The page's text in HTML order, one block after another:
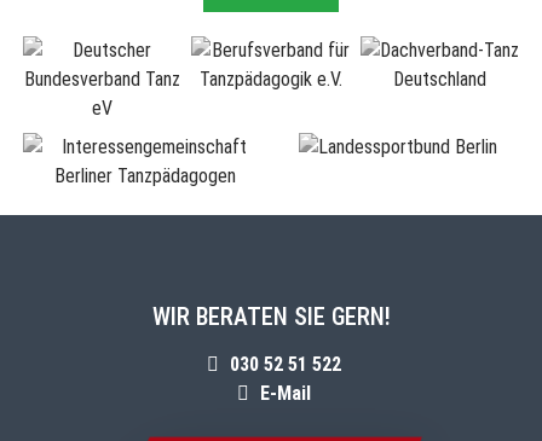
WIR BERATEN SIE GERN!
030 52 51 522
E-Mail